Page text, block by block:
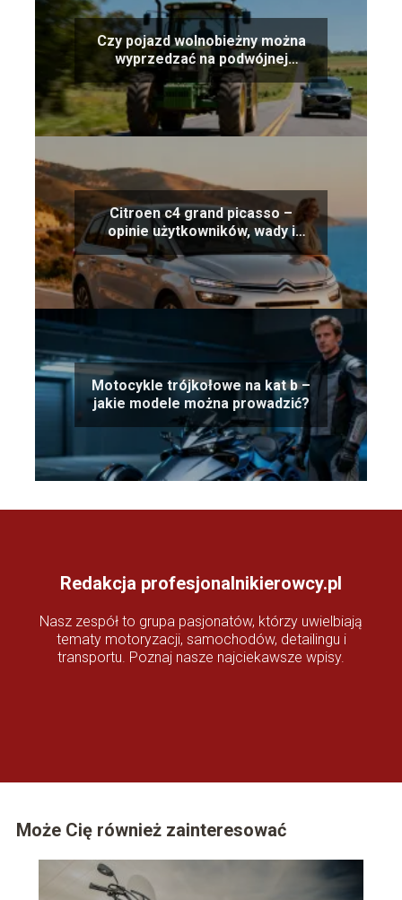
Czy pojazd wolnobieżny można
wyprzedzać na podwójnej
ciągłej?
Citroen c4 grand picasso –
opinie użytkowników, wady i
zalety
Motocykle trójkołowe na kat b –
jakie modele można prowadzić?
Redakcja profesjonalnikierowcy.pl
Nasz zespół to grupa pasjonatów, którzy uwielbiają
tematy motoryzacji, samochodów, detailingu i
transportu. Poznaj nasze najciekawsze wpisy.
Może Cię również zainteresować